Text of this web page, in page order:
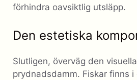
förhindra oavsiktlig utsläpp.
Den estetiska
Slutligen, överväg den
prydnadsdamm. Fiskar finns i